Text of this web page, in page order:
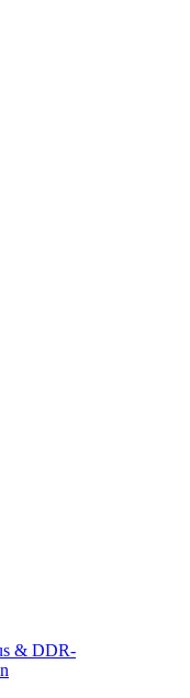
& DDR-